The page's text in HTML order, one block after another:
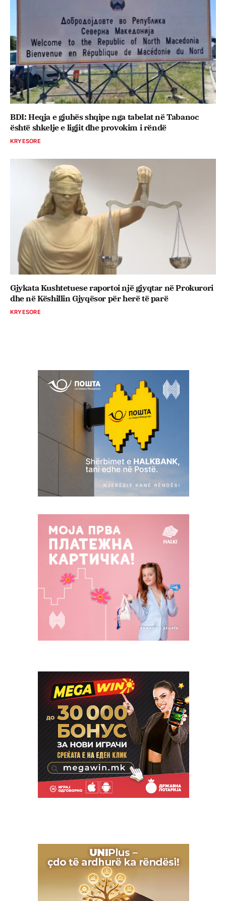
BDI: Heqja e gjuhës shqipe nga tabelat në Tabanoc
është shkelje e ligjit dhe provokim i rëndë
KRYESORE
Gjykata Kushtetuese raportoi një gjyqtar në Prokurori
dhe në Këshillin Gjyqësor për herë të parë
KRYESORE